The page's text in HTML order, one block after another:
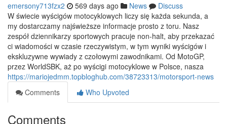
emersony713fzx2 569 days ago News
Discuss
W świecie wyścigów motocyklowych liczy się każda sekunda, a
my dostarczamy najświeższe informacje prosto z toru. Nasz
zespół dziennikarzy sportowych pracuje non-halt, aby przekazać
ci wiadomości w czasie rzeczywistym, w tym wyniki wyścigów i
ekskluzywne wywiady z czołowymi zawodnikami. Od MotoGP,
przez WorldSBK, aż po wyścigi motocyklowe w Polsce, nasza
https://mariojedmm.topbloghub.com/38723313/motorsport-news
Comments
Who Upvoted
Comments